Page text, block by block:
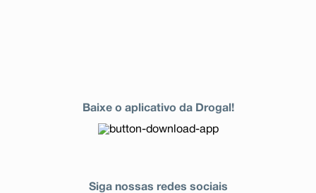
Baixe o aplicativo da Drogal!
Siga nossas redes sociais